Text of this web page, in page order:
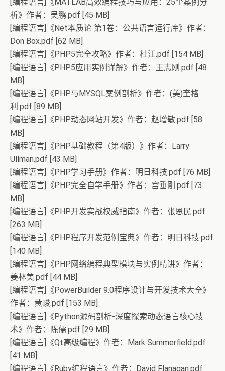
[编程语言]《MATLAB高效编程技巧与应用：25个案例分
析》作者：吴鹏.pdf [45 MB]
[编程语言]《Net本质论 第1卷：公共语言运行库》作者：
Don Box.pdf [62 MB]
[编程语言]《PHP5完全攻略》作者：杜江.pdf [154 MB]
[编程语言]《PHP5应用实例详解》作者：王志刚.pdf [48
MB]
[编程语言]《PHP与MYSQL案例剖析》作者：(美)奎格
利.pdf [89 MB]
[编程语言]《PHP动态网站开发》作者：赵增敏.pdf [58
MB]
[编程语言]《PHP基础教程（第4版）》作者：Larry
Ullman.pdf [43 MB]
[编程语言]《PHP学习手册》作者：明日科技.pdf [76 MB]
[编程语言]《PHP完全自学手册》作者：宫垂刚.pdf [73
MB]
[编程语言]《PHP开发实战权威指南》作者：张恩民.pdf
[263 MB]
[编程语言]《PHP程序开发范例宝典》作者：明日科技.pdf
[140 MB]
[编程语言]《PHP网络编程典型模块与实例精讲》作者：
姜林美.pdf [44 MB]
[编程语言]《PowerBuilder 9.0程序设计与开发技术大全》
作者：黄峻.pdf [153 MB]
[编程语言]《Python源码剖析-深度探索动态语言核心技
术》作者：陈儒.pdf [29 MB]
[编程语言]《Qt高级编程》作者：Mark Summerfield.pdf
[41 MB]
[编程语言]《Ruby编程语言》作者：David Flanagan.pdf